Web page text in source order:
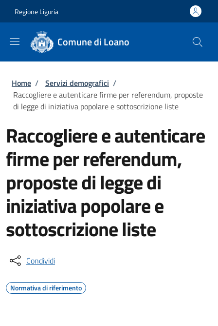
Regione Liguria
Comune di Loano
Briciole di pane
Home / Servizi demografici /
Raccogliere e autenticare firme per referendum, proposte
di legge di iniziativa popolare e sottoscrizione liste
Raccogliere e autenticare
firme per referendum,
proposte di legge di
iniziativa popolare e
sottoscrizione liste
Condividi
Normativa di riferimento